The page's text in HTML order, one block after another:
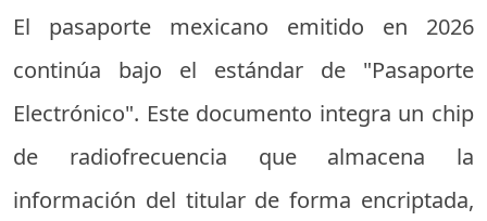
El pasaporte mexicano emitido en 2026
continúa bajo el estándar de "Pasaporte
Electrónico". Este documento integra un chip
de radiofrecuencia que almacena la
información del titular de forma encriptada,